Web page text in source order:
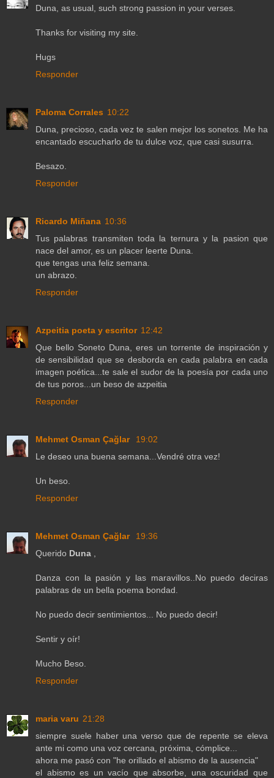
Duna, as usual, such strong passion in your verses.
Thanks for visiting my site.
Hugs
Responder
Paloma Corrales 10:22
Duna, precioso, cada vez te salen mejor los sonetos. Me ha
encantado escucharlo de tu dulce voz, que casi susurra.
Besazo.
Responder
Ricardo Miñana 10:36
Tus palabras transmiten toda la ternura y la pasion que
nace del amor, es un placer leerte Duna.
que tengas una feliz semana.
un abrazo.
Responder
Azpeitia poeta y escritor 12:42
Que bello Soneto Duna, eres un torrente de inspiración y
de sensibilidad que se desborda en cada palabra en cada
imagen poética...te sale el sudor de la poesía por cada uno
de tus poros...un beso de azpeitia
Responder
Mehmet Osman Çağlar
19:02
Le deseo una buena semana...Vendré otra vez!
Un beso.
Responder
Mehmet Osman Çağlar
19:36
Querido Duna ,
Danza con la pasión y las maravillos..No puedo deciras
palabras de un bella poema bondad.
No puedo decir sentimientos... No puedo decir!
Sentir y oír!
Mucho Beso.
Responder
maria varu 21:28
siempre suele haber una verso que de repente se eleva
ante mi como una voz cercana, próxima, cómplice...
ahora me pasó con "he orillado el abismo de la ausencia"
el abismo es un vacío que absorbe, una oscuridad que